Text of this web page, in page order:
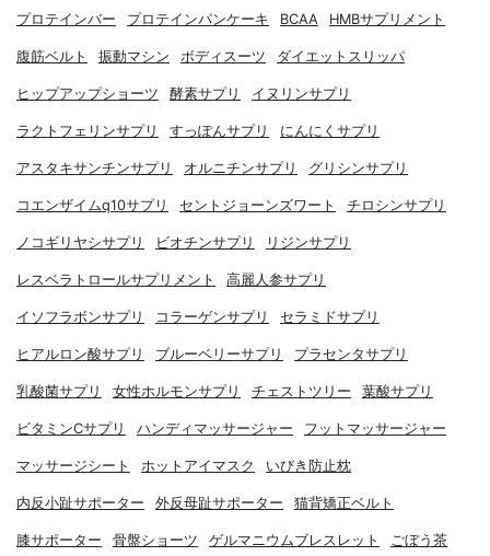
プロテインバー プロテインパンケーキ BCAA HMBサプリメント
腹筋ベルト 振動マシン ボディスーツ ダイエットスリッパ
ヒップアップショーツ 酵素サプリ イヌリンサプリ
ラクトフェリンサプリ すっぽんサプリ にんにくサプリ
アスタキサンチンサプリ オルニチンサプリ グリシンサプリ
コエンザイムq10サプリ セントジョーンズワート チロシンサプリ
ノコギリヤシサプリ ビオチンサプリ リジンサプリ
レスベラトロールサプリメント 高麗人参サプリ
イソフラボンサプリ コラーゲンサプリ セラミドサプリ
ヒアルロン酸サプリ ブルーベリーサプリ プラセンタサプリ
乳酸菌サプリ 女性ホルモンサプリ チェストツリー 葉酸サプリ
ビタミンCサプリ ハンディマッサージャー フットマッサージャー
マッサージシート ホットアイマスク いびき防止枕
内反小趾サポーター 外反母趾サポーター 猫背矯正ベルト
膝サポーター 骨盤ショーツ ゲルマニウムブレスレット ごぼう茶